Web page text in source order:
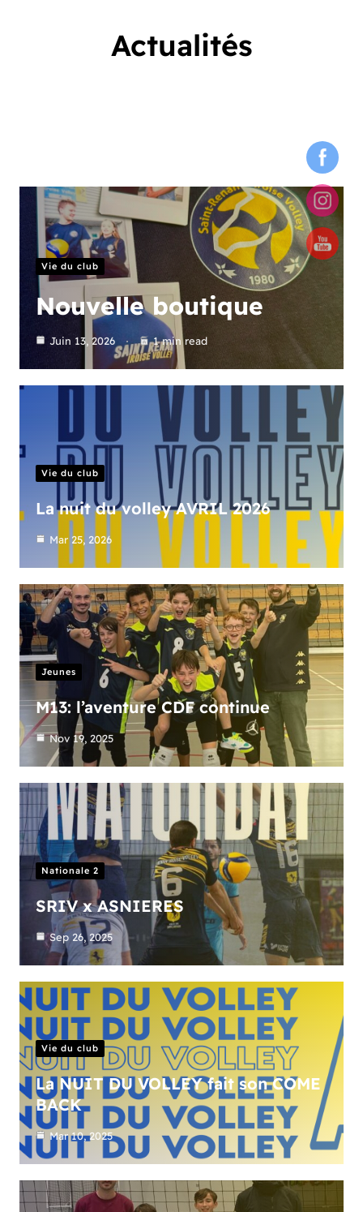
Actualités
Vie du club
Nouvelle boutique
Juin 13, 2026 1 min read
Vie du club
La nuit du volley AVRIL 2026
Mar 25, 2026
Jeunes
M13: l’aventure CDF continue
Nov 19, 2025
Nationale 2
SRIV x ASNIERES
Sep 26, 2025
Vie du club
La NUIT DU VOLLEY fait son COME
BACK
Mar 10, 2025